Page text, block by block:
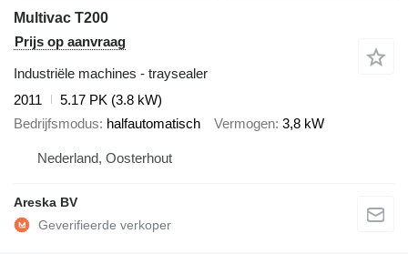
Multivac T200
Prijs op aanvraag
Industriële machines - traysealer
2011
5.17 PK (3.8 kW)
Bedrijfsmodus halfautomatisch Vermogen 3,8 kW
Nederland, Oosterhout
Areska BV